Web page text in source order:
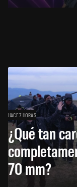
HACE 7 HORAS
¿Qué tan
70 mm?